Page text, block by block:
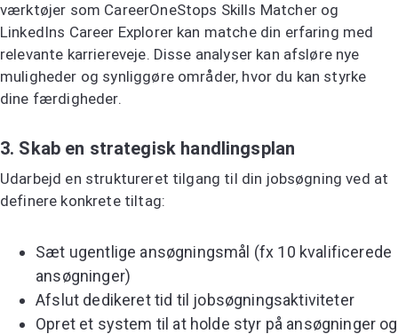
værktøjer som CareerOneStops Skills Matcher og
LinkedIns Career Explorer kan matche din erfaring med
relevante karriereveje. Disse analyser kan afsløre nye
muligheder og synliggøre områder, hvor du kan styrke
dine færdigheder.
3. Skab en strategisk handlingsplan
Udarbejd en struktureret tilgang til din jobsøgning ved at
definere konkrete tiltag:
Sæt ugentlige ansøgningsmål (fx 10 kvalificerede
ansøgninger)
Afslut dedikeret tid til jobsøgningsaktiviteter
Opret et system til at holde styr på ansøgninger og